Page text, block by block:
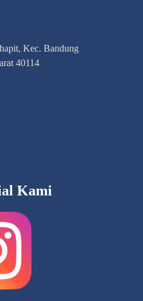
Kec. Bandung
40114
Kami